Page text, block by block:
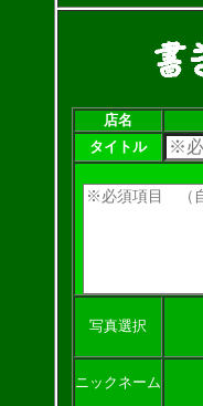
店名
タイトル
写真選択
ニックネーム